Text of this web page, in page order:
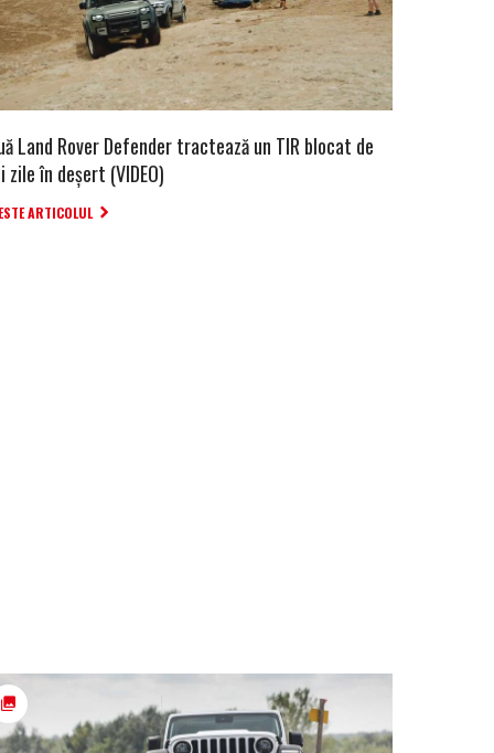
Land Rover Defender tractează un TIR blocat de
în deșert (VIDEO)
ARTICOLUL